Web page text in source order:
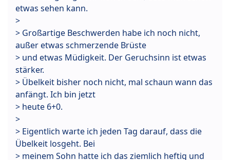
etwas sehen kann.
>
> Großartige Beschwerden habe ich noch nicht,
außer etwas schmerzende Brüste
> und etwas Müdigkeit. Der Geruchsinn ist etwas
stärker.
> Übelkeit bisher noch nicht, mal schaun wann das
anfängt. Ich bin jetzt
> heute 6+0.
>
> Eigentlich warte ich jeden Tag darauf, dass die
Übelkeit losgeht. Bei
> meinem Sohn hatte ich das ziemlich heftig und